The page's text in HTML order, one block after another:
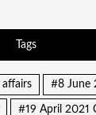
Tags
#8 June
#19 April 2021